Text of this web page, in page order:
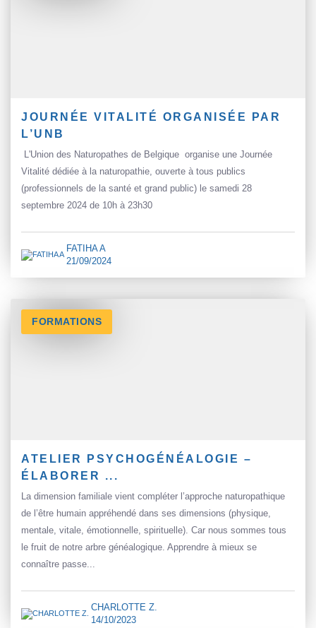
JOURNÉE VITALITÉ ORGANISÉE PAR
L’UNB
L'Union des Naturopathes de Belgique organise une Journée
Vitalité dédiée à la naturopathie, ouverte à tous publics
(professionnels de la santé et grand public) le samedi 28
septembre 2024 de 10h à 23h30
FATIHA A
21/09/2024
FORMATIONS
ATELIER PSYCHOGÉNÉALOGIE –
ÉLABORER ...
La dimension familiale vient compléter l’approche naturopathique
de l’être humain appréhendé dans ses dimensions (physique,
mentale, vitale, émotionnelle, spirituelle). Car nous sommes tous
le fruit de notre arbre généalogique. Apprendre à mieux se
connaître passe...
CHARLOTTE Z.
14/10/2023